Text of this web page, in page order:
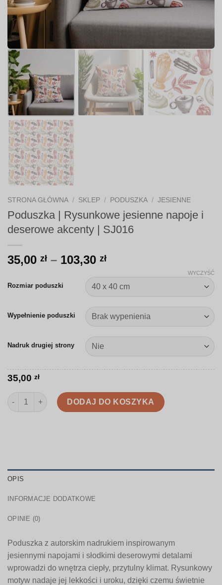
STRONA GŁÓWNA / SKLEP / PODUSZKA / JESIENNE
Poduszka | Rysunkowe jesienne napoje i
deserowe akcenty | SJ016
35,00 zł – 103,30 złZakres
od
35,00 zł
do
103,30 zł
Rozmiar poduszki
Wypełnienie poduszki
Nadruk drugiej strony
WYCZYŚĆ
35,00 zł
ilość Poduszka | Rysunkowe jesienne napoje i deserowe
DODAJ DO KOSZYKA
OPIS
INFORMACJE DODATKOWE
OPINIE (0)
Poduszka z autorskim nadrukiem inspirowanym
jesiennymi napojami i słodkimi deserowymi detalami
wprowadzi do wnętrza ciepły, przytulny klimat. Rysunkowy
motyw nadaje jej lekkości i uroku, dzięki czemu świetnie